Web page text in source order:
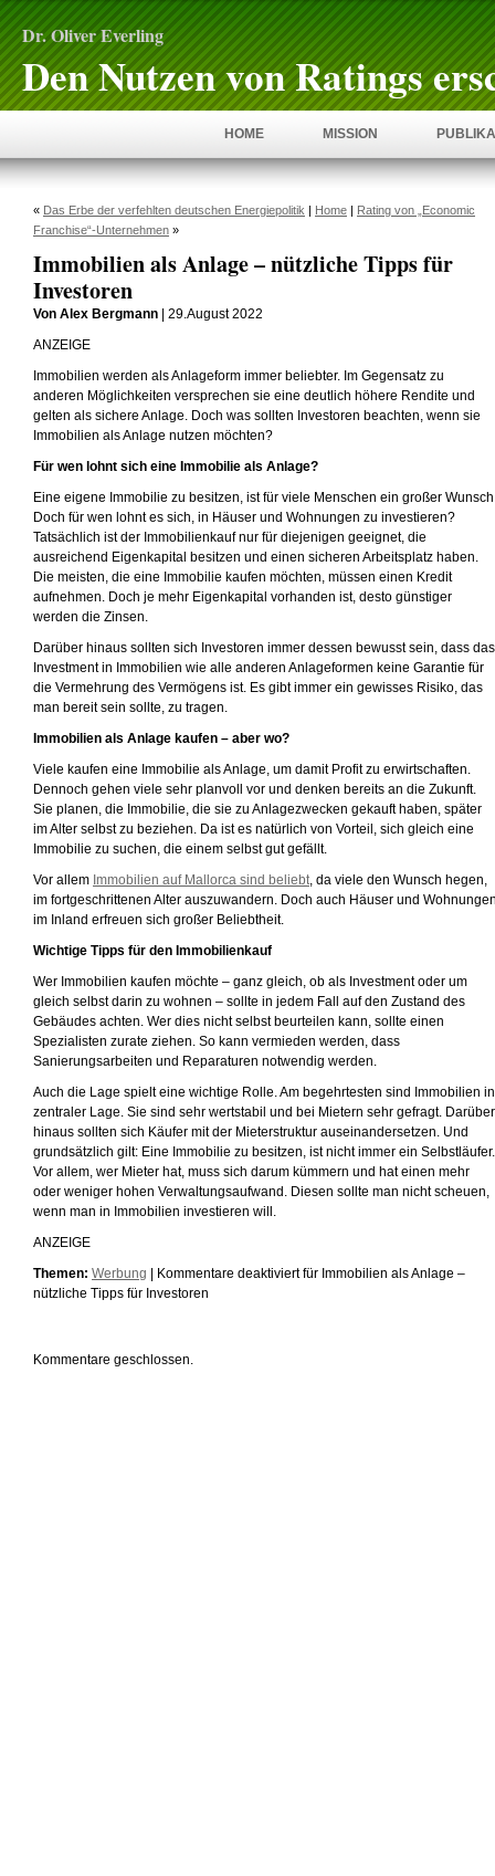
Dr. Oliver Everling
Den Nutzen von Ratings
HOME MISSION
« Das Erbe der verfehlten deutschen Energiepolitik | Home | Rating von „Economic
Franchise“-Unternehmen »
Immobilien als Anlage – nützliche Tipps für
Investoren
Von Alex Bergmann | 29.August 2022
ANZEIGE
Immobilien werden als Anlageform immer beliebter. Im Gegensatz zu
anderen Möglichkeiten versprechen sie eine deutlich höhere Rendite und
gelten als sichere Anlage. Doch was sollten Investoren beachten, wenn sie
Immobilien als Anlage nutzen möchten?
Für wen lohnt sich eine Immobilie als Anlage?
Eine eigene Immobilie zu besitzen, ist für viele Menschen ein großer
Doch für wen lohnt es sich, in Häuser und Wohnungen zu investieren?
Tatsächlich ist der Immobilienkauf nur für diejenigen geeignet, die
ausreichend Eigenkapital besitzen und einen sicheren Arbeitsplatz haben.
Die meisten, die eine Immobilie kaufen möchten, müssen einen Kredit
aufnehmen. Doch je mehr Eigenkapital vorhanden ist, desto günstiger
werden die Zinsen.
Darüber hinaus sollten sich Investoren immer dessen bewusst sein, dass das
Investment in Immobilien wie alle anderen Anlageformen keine Garantie für
die Vermehrung des Vermögens ist. Es gibt immer ein gewisses Risiko, das
man bereit sein sollte, zu tragen.
Immobilien als Anlage kaufen – aber wo?
Viele kaufen eine Immobilie als Anlage, um damit Profit zu erwirtschaften.
Dennoch gehen viele sehr planvoll vor und denken bereits an die Zukunft.
Sie planen, die Immobilie, die sie zu Anlagezwecken gekauft haben, später
im Alter selbst zu beziehen. Da ist es natürlich von Vorteil, sich gleich eine
Immobilie zu suchen, die einem selbst gut gefällt.
Vor allem Immobilien auf Mallorca sind beliebt , da viele den Wunsch hegen,
im fortgeschrittenen Alter auszuwandern. Doch auch Häuser und
im Inland erfreuen sich großer Beliebtheit.
Wichtige Tipps für den Immobilienkauf
Wer Immobilien kaufen möchte – ganz gleich, ob als Investment oder um
gleich selbst darin zu wohnen – sollte in jedem Fall auf den Zustand des
Gebäudes achten. Wer dies nicht selbst beurteilen kann, sollte einen
Spezialisten zurate ziehen. So kann vermieden werden, dass
Sanierungsarbeiten und Reparaturen notwendig werden.
Auch die Lage spielt eine wichtige Rolle. Am begehrtesten sind Immobilien in
zentraler Lage. Sie sind sehr wertstabil und bei Mietern sehr gefragt. Darüber
hinaus sollten sich Käufer mit der Mieterstruktur auseinandersetzen. Und
grundsätzlich gilt: Eine Immobilie zu besitzen, ist nicht immer ein Selbstläufer.
Vor allem, wer Mieter hat, muss sich darum kümmern und hat einen mehr
oder weniger hohen Verwaltungsaufwand. Diesen sollte man nicht scheuen,
wenn man in Immobilien investieren will.
ANZEIGE
Themen: Werbung Kommentare deaktiviertfür Immobilien als Anlage –
nützliche Tipps für Investoren
Kommentare geschlossen.